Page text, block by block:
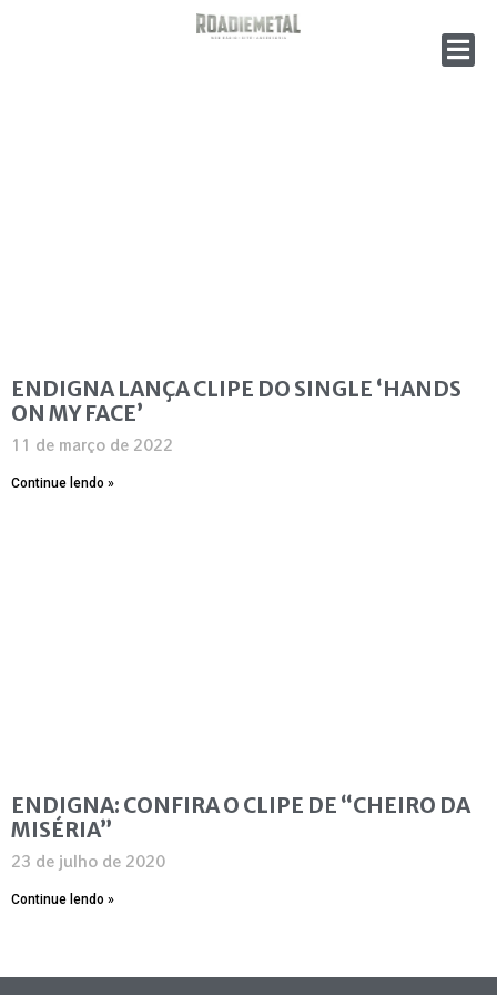
ENDIGNA LANÇA CLIPE DO SINGLE ‘HANDS
ON MY FACE’
11 de março de 2022
Continue lendo »
ENDIGNA: CONFIRA O CLIPE DE “CHEIRO DA
MISÉRIA”
23 de julho de 2020
Continue lendo »